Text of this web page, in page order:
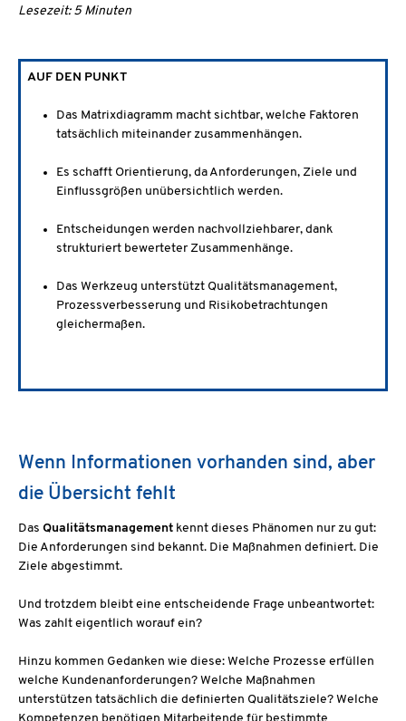
Lesezeit: 5 Minuten
AUF DEN PUNKT
Das Matrixdiagramm macht sichtbar, welche Faktoren
tatsächlich miteinander zusammenhängen.
Es schafft Orientierung, da Anforderungen, Ziele und
Einflussgrößen unübersichtlich werden.
Entscheidungen werden nachvollziehbarer, dank
strukturiert bewerteter Zusammenhänge.
Das Werkzeug unterstützt Qualitätsmanagement,
Prozessverbesserung und Risikobetrachtungen
gleichermaßen.
Wenn Informationen vorhanden sind, aber
die Übersicht fehlt
Das Qualitätsmanagement kennt dieses Phänomen nur zu gut:
Die Anforderungen sind bekannt. Die Maßnahmen definiert. Die
Ziele abgestimmt.
Und trotzdem bleibt eine entscheidende Frage unbeantwortet:
Was zahlt eigentlich worauf ein?
Hinzu kommen Gedanken wie diese: Welche Prozesse erfüllen
welche Kundenanforderungen? Welche Maßnahmen
unterstützen tatsächlich die definierten Qualitätsziele? Welche